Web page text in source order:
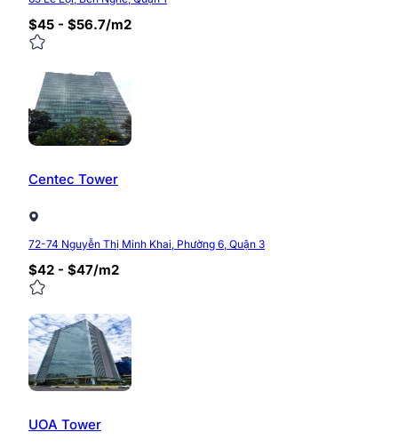
$45 - $56.7/m2
Centec Tower
72-74 Nguyễn Thị Minh Khai, Phường 6, Quận 3
$42 - $47/m2
UOA Tower